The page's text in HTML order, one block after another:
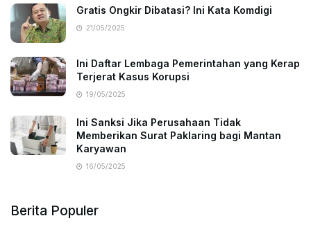
Gratis Ongkir Dibatasi? Ini Kata Komdigi
21/05/2025
Ini Daftar Lembaga Pemerintahan yang Kerap
Terjerat Kasus Korupsi
19/05/2025
Ini Sanksi Jika Perusahaan Tidak
Memberikan Surat Paklaring bagi Mantan
Karyawan
16/05/2025
Berita Populer